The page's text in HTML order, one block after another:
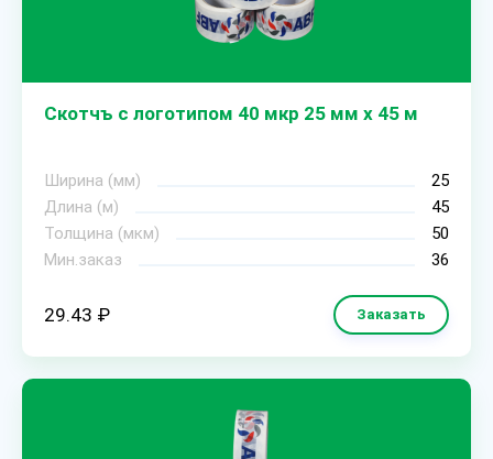
Скотчъ с логотипом 40 мкр 25 мм х 45 м
Ширина (мм)
25
Длина (м)
45
Толщина (мкм)
50
Мин.заказ
36
29.43 ₽ Заказать